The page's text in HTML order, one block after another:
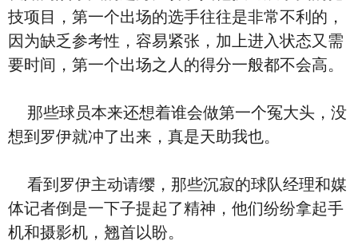
技项目，第一个出场的选手往往是非常不利的，
因为缺乏参考性，容易紧张，加上进入状态又需
要时间，第一个出场之人的得分一般都不会高。
那些球员本来还想着谁会做第一个冤大头，没
想到罗伊就冲了出来，真是天助我也。
看到罗伊主动请缨，那些沉寂的球队经理和媒
体记者倒是一下子提起了精神，他们纷纷拿起手
机和摄影机，翘首以盼。